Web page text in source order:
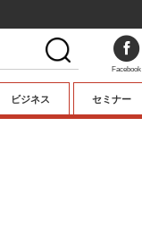
ビジネス セミナー
Facebook